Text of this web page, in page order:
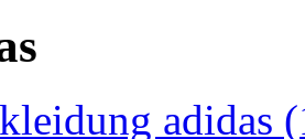
adidas